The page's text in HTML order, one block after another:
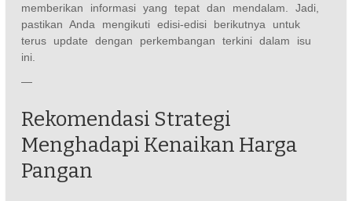
memberikan informasi yang tepat dan mendalam. Jadi,
pastikan Anda mengikuti edisi-edisi berikutnya untuk
terus update dengan perkembangan terkini dalam isu
ini.
—
Rekomendasi Strategi
Menghadapi Kenaikan Harga
Pangan